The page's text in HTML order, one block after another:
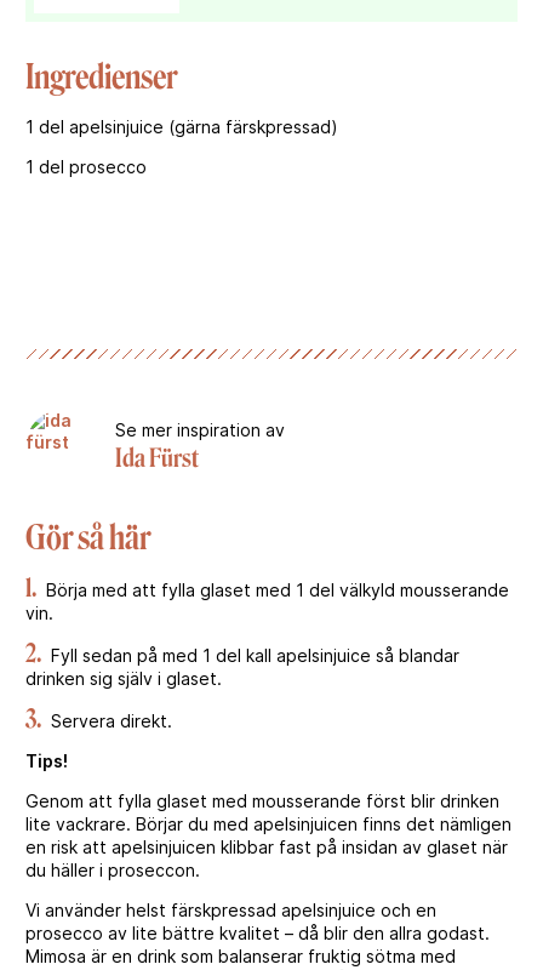
Ingredienser
1 del apelsinjuice (gärna färskpressad)
1 del prosecco
Se mer inspiration av
Ida Fürst
Gör så här
1. Börja med att fylla glaset med 1 del välkyld mousserande
vin.
2. Fyll sedan på med 1 del kall apelsinjuice så blandar
drinken sig själv i glaset.
3. Servera direkt.
Tips!
Genom att fylla glaset med mousserande först blir drinken
lite vackrare. Börjar du med apelsinjuicen finns det nämligen
en risk att apelsinjuicen klibbar fast på insidan av glaset när
du häller i proseccon.
Vi använder helst färskpressad apelsinjuice och en
prosecco av lite bättre kvalitet – då blir den allra godast.
Mimosa är en drink som balanserar fruktig sötma med